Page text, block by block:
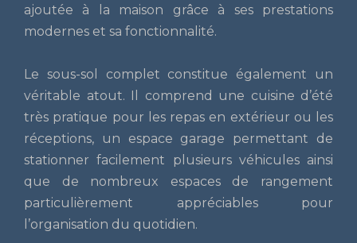
ajoutée à la maison grâce à ses prestations
modernes et sa fonctionnalité.
Le sous-sol complet constitue également un
véritable atout. Il comprend une cuisine d’été
très pratique pour les repas en extérieur ou les
réceptions, un espace garage permettant de
stationner facilement plusieurs véhicules ainsi
que de nombreux espaces de rangement
particulièrement appréciables pour
l’organisation du quotidien.